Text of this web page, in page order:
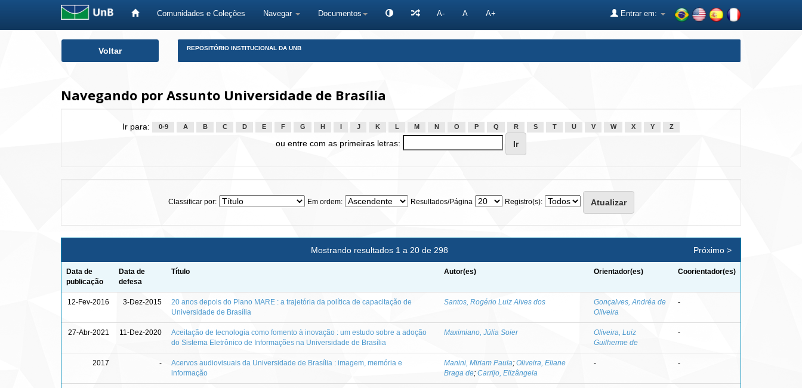
Comunidades e Coleções Navegar Documentos A- A A+ Entrar em:
Voltar REPOSITÓRIO INSTITUCIONAL DA UNB
Navegando por Assunto Universidade de Brasília
Ir para: 0-9 A B C D E F G H J K L M N O P Q R S T U V W X Y Z
ou entre com as primeiras letras:
Classificar por: Em ordem: Resultados/Página Registro(s):
Mostrando resultados 1 a 20 de 298 Próximo >
Data de
publicação
Data de
defesa
Título Autor(es) Orientador(es) Coorientador(es)
12-Fev-2016 3-Dez-2015
20 anos depois do Plano MARE : a trajetória da política de capacitação de
Universidade de Brasília
Santos, Rogério Luiz Alves dos
Gonçalves, Andréa de
Oliveira
-
27-Abr-2021 11-Dez-2020
Aceitação de tecnologia como fomento à inovação : um estudo sobre a adoção
do Sistema Eletrônico de Informações na Universidade de Brasília
Maximiano, Júlia Soier
Oliveira, Luiz
Guilherme de
-
2017 -
Acervos audiovisuais da Universidade de Brasília : imagem, memória e
informação
Manini, Miriam Paula; Oliveira, Eliane
Braga de; Carrijo, Elizângela
- -